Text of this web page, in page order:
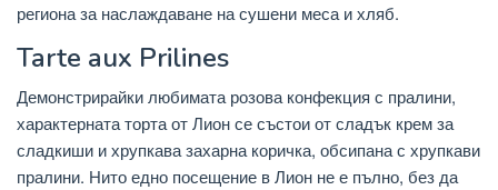
региона за наслаждаване на сушени меса и хляб.
Tarte aux Prilines
Демонстрирайки любимата розова конфекция с пралини,
характерната торта от Лион се състои от сладък крем за
сладкиши и хрупкава захарна коричка, обсипана с хрупкави
пралини. Нито едно посещение в Лион не е пълно, без да